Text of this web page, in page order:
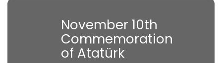
November 10th
Commemoration
of Atatürk